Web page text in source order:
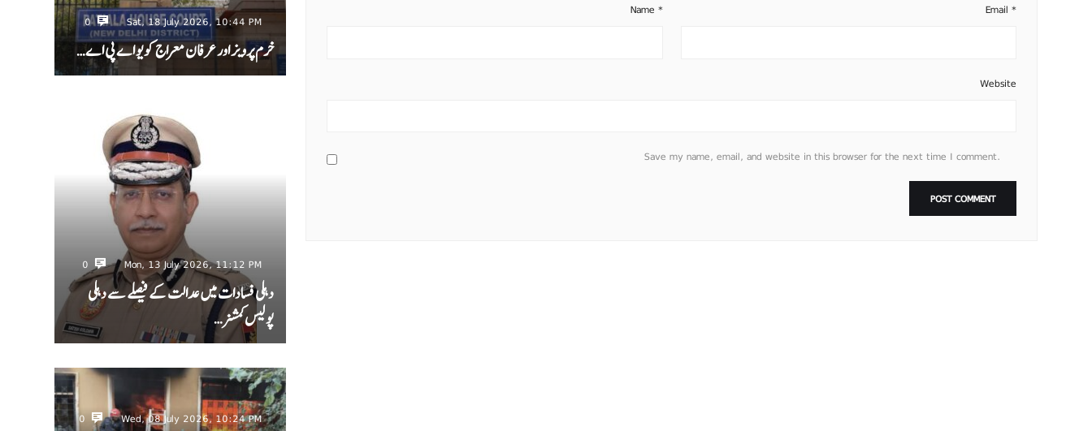
Sat, 18 July 2026, 10:44 PM
0
خرم پرویز اور عرفان معراج کو یو اے پی اے…
Mon, 13 July 2026, 11:12 PM
0
دہلی فسادات میں عدالت کے فیصلے سے دہلی
پولیس کمشنر…
Wed, 08 July 2026, 10:24 PM
0
Name* Email *
Website
Save my name, email, and website in this browser for the next time I comment.